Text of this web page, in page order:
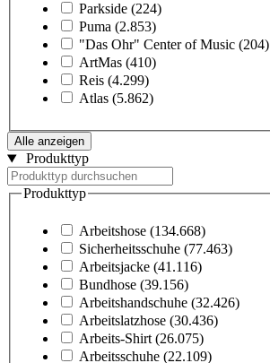
Parkside (224)
Puma (2.853)
"Das Ohr" Center of Music (204)
ArtMas (410)
Reis (4.299)
Atlas (5.862)
Alle anzeigen
Produkttyp
Produkttyp
Arbeitshose (134.668)
Sicherheitsschuhe (77.463)
Arbeitsjacke (41.116)
Bundhose (39.156)
Arbeitshandschuhe (32.426)
Arbeitslatzhose (30.436)
Arbeits-Shirt (26.075)
Arbeitsschuhe (22.109)